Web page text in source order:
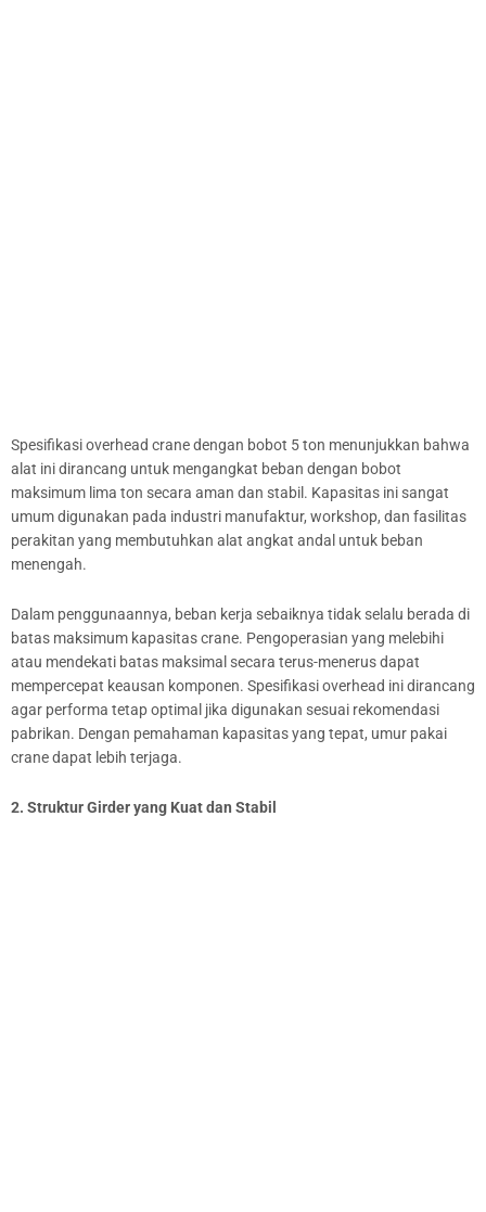
Spesifikasi overhead crane dengan bobot 5 ton menunjukkan bahwa
alat ini dirancang untuk mengangkat beban dengan bobot
maksimum lima ton secara aman dan stabil. Kapasitas ini sangat
umum digunakan pada industri manufaktur, workshop, dan fasilitas
perakitan yang membutuhkan alat angkat andal untuk beban
menengah.
Dalam penggunaannya, beban kerja sebaiknya tidak selalu berada di
batas maksimum kapasitas crane. Pengoperasian yang melebihi
atau mendekati batas maksimal secara terus-menerus dapat
mempercepat keausan komponen. Spesifikasi overhead ini dirancang
agar performa tetap optimal jika digunakan sesuai rekomendasi
pabrikan. Dengan pemahaman kapasitas yang tepat, umur pakai
crane dapat lebih terjaga.
2. Struktur Girder yang Kuat dan Stabil